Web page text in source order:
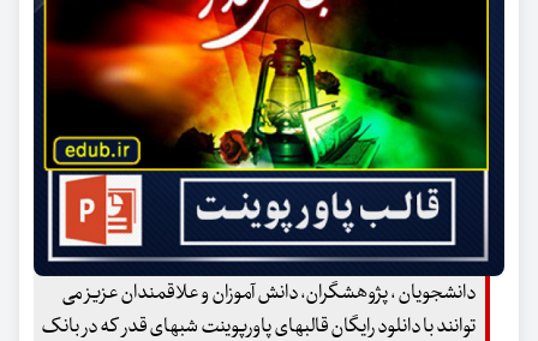
دانشجویان ، پژوهشگران، دانش آموزان و علاقمندان عزیز می
توانند با دانلود رایگان قالبهای پاورپوینت شبهای قدر که در بانک